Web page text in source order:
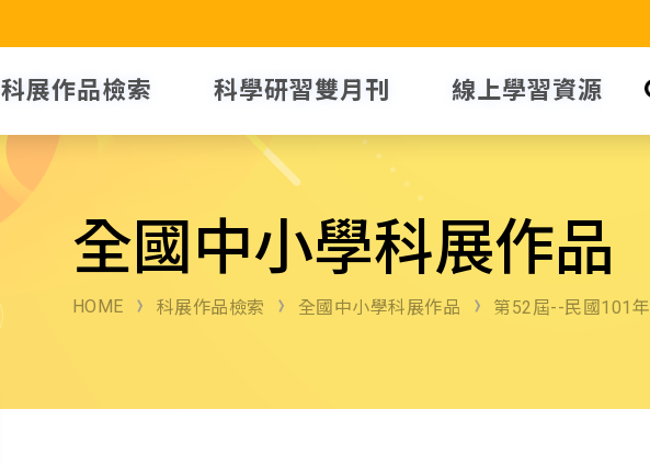
科展作品檢索 科學研習雙月刊 線上學習資源
全國中小學科展作品
HOME 科展作品檢索 全國中小學科展作品 第52屆--民國101年